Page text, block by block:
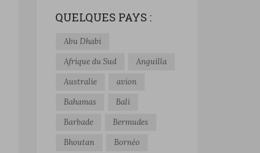
QUELQUES PAYS :
Abu Dhabi
Afrique du Sud
Anguilla
Australie
avion
Bahamas
Bali
Barbade
Bermudes
Bhoutan
Bornéo